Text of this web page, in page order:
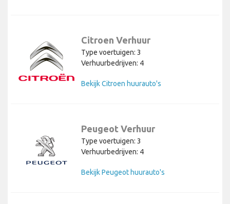
Citroen Verhuur
Type voertuigen: 3
Verhuurbedrijven: 4
Bekijk Citroen huurauto's
Peugeot Verhuur
Type voertuigen: 3
Verhuurbedrijven: 4
Bekijk Peugeot huurauto's